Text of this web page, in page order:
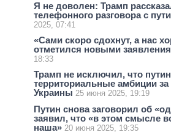
Я не доволен: Трамп
телефонного разговора с
2025, 07:41
«Сами скоро сдохнут, а нас
отметился новыми
18:33
Трамп не исключил, что
территориальные амбиции
Украины 25 июня 2025, 19:19
Путин снова заговорил об
заявил, что «в этом смысле
наша» 20 июня 2025, 19:35